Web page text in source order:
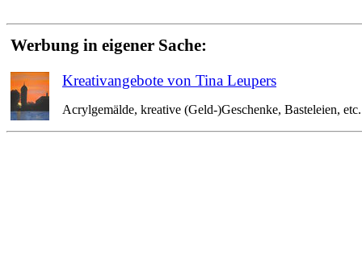
Werbung in eigener Sache:
Kreativangebote von Tina Leupers
Acrylgemälde, kreative (Geld-)Geschenke, Basteleien,